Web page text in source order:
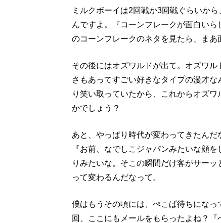
ミルクボーイは2回戦か3回戦ぐらいか
んですよ。『コーンフレークが面白い
のコーンフレークのネタを見たら、まあ
その後にはオズワルドが出て。オズワ
さもあってすごい好きなタイプの漫才
り笑い取っていたから、これからオズ
かでしょう？
あと、やっぱり時代が変わってきたんだ
『お前、なでしこジャパンみたいな顔
りみたいな。そこの瞬間だけ客がサー
って変わるんだなって。
僕はもうその頃には、ぺこぱ待ちにな
回、ここにもメールをもらったよね？